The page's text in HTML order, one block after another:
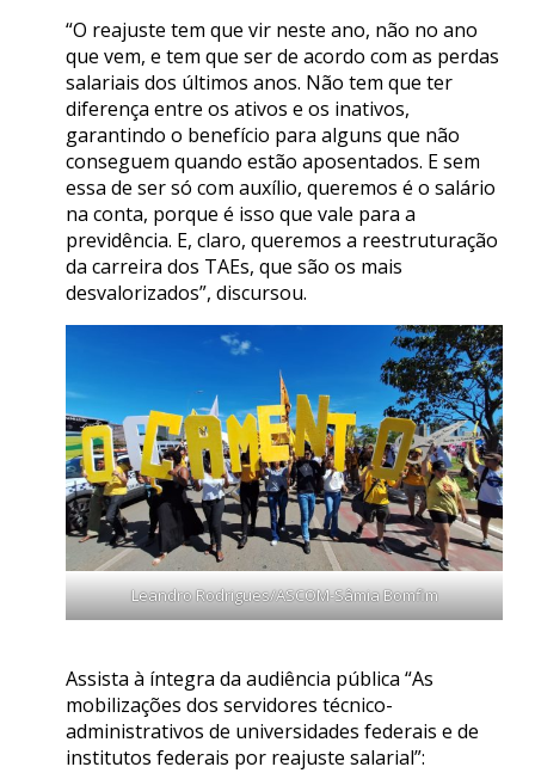
“O reajuste tem que vir neste ano, não no ano
que vem, e tem que ser de acordo com as perdas
salariais dos últimos anos. Não tem que ter
diferença entre os ativos e os inativos,
garantindo o benefício para alguns que não
conseguem quando estão aposentados. E sem
essa de ser só com auxílio, queremos é o salário
na conta, porque é isso que vale para a
previdência. E, claro, queremos a reestruturação
da carreira dos TAEs, que são os mais
desvalorizados”, discursou.
Leandro Rodrigues/ASCOM-Sâmia Bomfim
Assista à íntegra da audiência pública “As
mobilizações dos servidores técnico-
administrativos de universidades federais e de
institutos federais por reajuste salarial”: